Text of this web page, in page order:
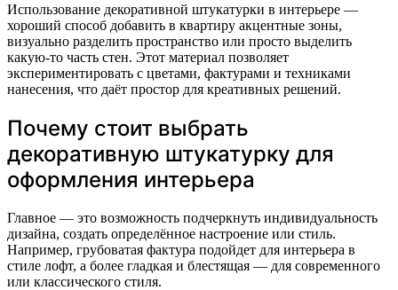
Использование декоративной штукатурки в интерьере —
хороший способ добавить в квартиру акцентные зоны,
визуально разделить пространство или просто выделить
какую-то часть стен. Этот материал позволяет
экспериментировать с цветами, фактурами и техниками
нанесения, что даёт простор для креативных решений.
Почему стоит выбрать
декоративную штукатурку для
оформления интерьера
Главное — это возможность подчеркнуть индивидуальность
дизайна, создать определённое настроение или стиль.
Например, грубоватая фактура подойдет для интерьера в
стиле лофт, а более гладкая и блестящая — для современного
или классического стиля.